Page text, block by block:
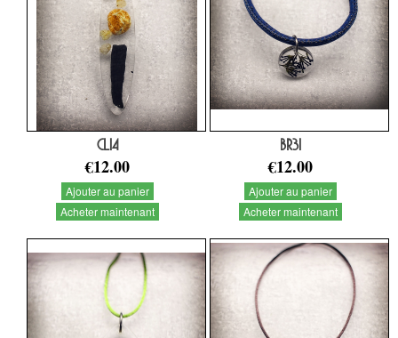
CL14
€12.00
Ajouter au panier
Acheter maintenant
BR31
€12.00
Ajouter au panier
Acheter maintenant